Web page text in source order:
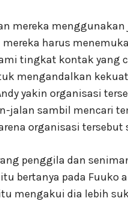
mereka
harus
tingkat kontak yang
mengandalkan
yakin organisasi
jalan sambil mencari
organisasi tersebut
penggila dan
bertanya pada Fuuko
mengakui dia lebih